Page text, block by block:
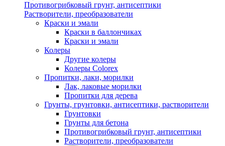
Противогрибковый грунт, антисептики
Растворители, преобразователи
Краски и эмали
Краски в баллончиках
Краски и эмали
Колеры
Другие колеры
Колеры Colorex
Пропитки, лаки, морилки
Лак, лаковые морилки
Пропитки для дерева
Грунты, грунтовки, антисептики, растворители
Грунтовки
Грунты для бетона
Противогрибковый грунт, антисептики
Растворители, преобразователи